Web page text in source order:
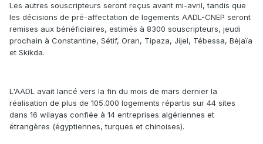
Les autres souscripteurs seront reçus avant mi-avril, tandis que
les décisions de pré-affectation de logements AADL-CNEP seront
remises aux bénéficiaires, estimés à 8300 souscripteurs, jeudi
prochain à Constantine, Sétif, Oran, Tipaza, Jijel, Tébessa, Béjaïa
et Skikda.
L'AADL avait lancé vers la fin du mois de mars dernier la
réalisation de plus de 105.000 logements répartis sur 44 sites
dans 16 wilayas confiée à 14 entreprises algériennes et
étrangères (égyptiennes, turques et chinoises).